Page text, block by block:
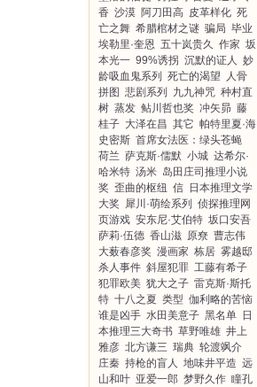
香 沙漠 阿刀田高 皮革样化 死
亡之舞 希腊棺材之谜 骗局 毕业
埃勒里·奎恩 五十岚贵久 作家 坂
本光一 99%诱拐 沉默的证人 妙
龄吸血鬼系列
死亡的渴望
人骨
拼图 悲剧系列 九九神咒 种村直
树 蒸发 鲇川哲也奖 冲矢昴 藤
桂子 大泽在昌 其它 帕特里夏·海
史密斯 首席女法医：绿头苍蝇
荷兰 萨克斯·儒默 小城 达希尔·
哈米特 汤米 岛田庄司推理小说
奖 歪曲的枢纽 信 日本推理文学
大奖 犀川·萌绘系列
侦探推理网
页游戏 安东尼·艾伯特 坂口安吾
萨莉·伍德 香山滋 原尞 曹志伟
大薮春彦奖 漫画家 栋居 雾越邸
杀人事件 斜屋犯罪 工藤有希子
犯罪欧美 犹大之子 雷克斯·斯托
特 十八之夏 类型 伽利略的苦恼
谁是凶手 水田美意子 黑名单 日
本推理三大奇书 草野唯雄 井上
雅彦 北方谦三 瑞典 轮渡飒介
庄秦 持枪的盲人 地味井平造 远
山和叶 亚爱一郎 梦野久作 瞳孔